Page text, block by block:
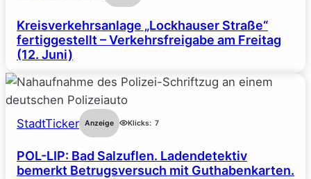
Kreisverkehrsanlage „Lockhauser Straße“
fertiggestellt – Verkehrsfreigabe am Freitag
(12. Juni)
StadtTicker Anzeige Klicks: 7
POL-LIP: Bad Salzuflen. Ladendetektiv
bemerkt Betrugsversuch mit Guthabenkarten.